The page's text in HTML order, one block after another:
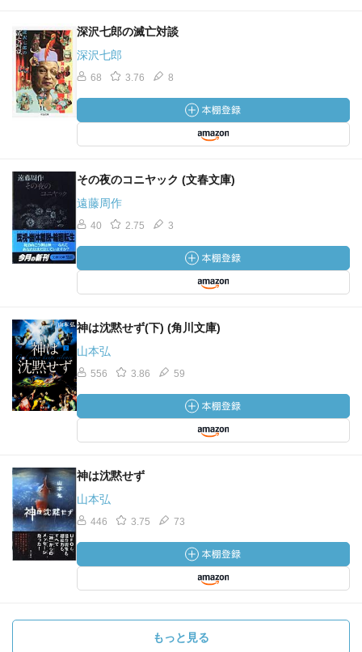
深沢七郎の滅亡対談
深沢七郎
68 3.76 8
その夜のコニヤック (文春文庫)
遠藤周作
40 2.75 3
神は沈黙せず(下) (角川文庫)
山本弘
556 3.86 59
神は沈黙せず
山本弘
446 3.75 73
もっと見る